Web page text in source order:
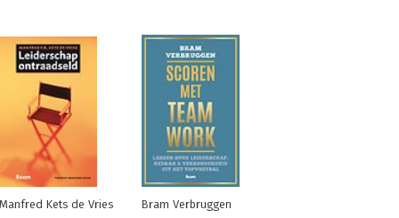
Manfred Kets de Vries Bram Verbruggen